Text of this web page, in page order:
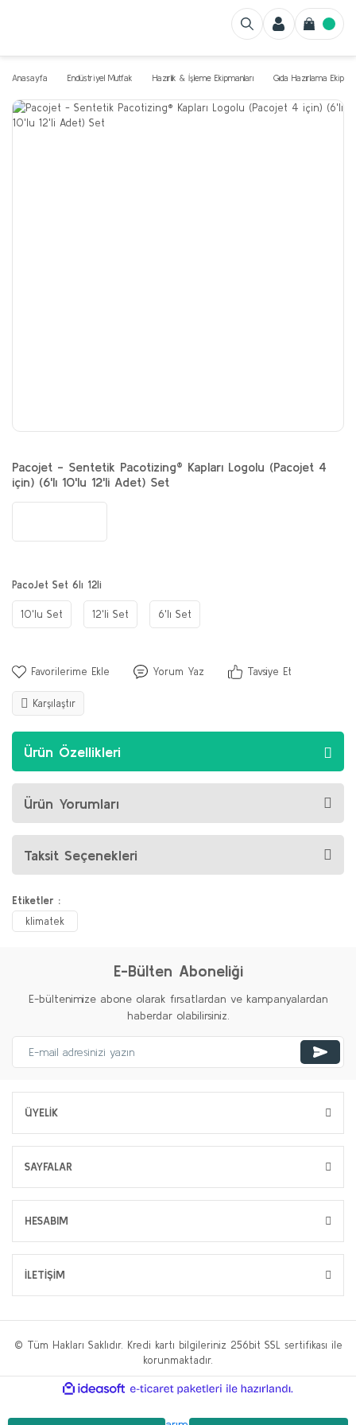
Anasayfa Endüstriyel Mutfak Hazırlık & İşleme Ekipmanları Gıda Hazırlama
Pacojet - Sentetik Pacotizing® Kapları Logolu (Pacojet 4
için) (6'lı 10'lu 12'li Adet) Set
PacoJet Set 6lı 12li
10'lu Set 12'li Set 6'lı Set
Yorum Yaz Tavsiye Et
Karşılaştır
Ürün Özellikleri
Ürün Yorumları
Taksit Seçenekleri
Etiketler :
klimatek
E-Bülten Aboneliği
E-bültenimize abone olarak fırsatlardan ve kampanyalardan
haberdar olabilirsiniz.
ÜYELİK
SAYFALAR
HESABIM
İLETİŞİM
© Tüm Hakları Saklıdır. Kredi kartı bilgileriniz 256bit SSL sertifikası ile
korunmaktadır.
ideasoft
e-
paketleri